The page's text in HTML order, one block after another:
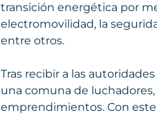
transición energética por
electromovilidad, la
entre otros.
Tras recibir a las
una comuna de
emprendimientos. Con